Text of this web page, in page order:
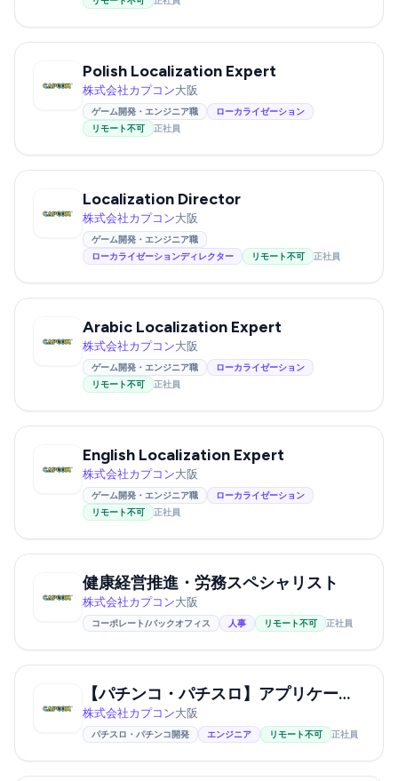
Polish Localization Expert
株式会社カプコン大阪
ゲーム開発・エンジニア職
ローカライゼーション
リモート不可
正社員
Localization Director
株式会社カプコン大阪
ゲーム開発・エンジニア職
ローカライゼーションディレクター
リモート不可 正社員
Arabic Localization Expert
株式会社カプコン大阪
ゲーム開発・エンジニア職
ローカライゼーション
リモート不可
正社員
English Localization Expert
株式会社カプコン大阪
ゲーム開発・エンジニア職
ローカライゼーション
リモート不可
正社員
健康経営推進・労務スペシャリスト
株式会社カプコン大阪
コーポレート/バックオフィス 人事 リモート不可 正社員
【パチンコ・パチスロ】アプリケーションプログラマー ★業界不問
株式会社カプコン大阪
パチスロ・パチンコ開発 エンジニア リモート不可 正社員